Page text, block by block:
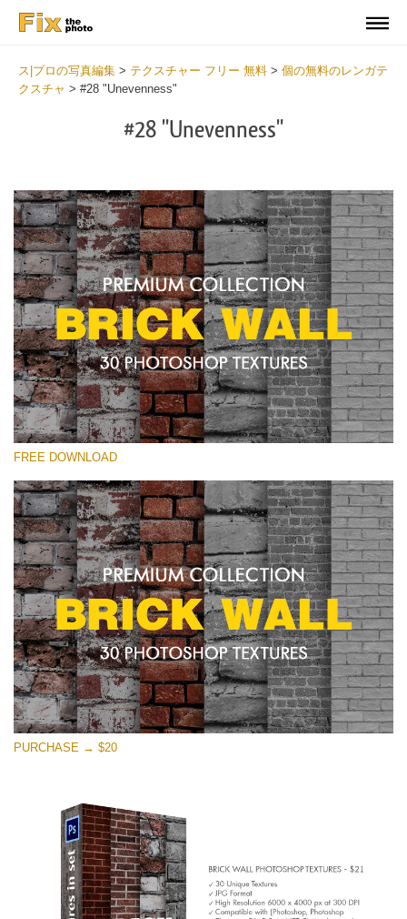
ス|プロの写真編集 > テクスチャー フリー 無料 > 個の無料のレンガテ
クスチャ > #28 "Unevenness"
#28 "Unevenness"
選んでください
Brick Wall
(30 Textures)
Large 6000*4000px
Entire Collection
(1783 Overlays)
Large 6000*4000px
無料ダウンロード
FREE DOWNLOAD
PURCHASE → $20